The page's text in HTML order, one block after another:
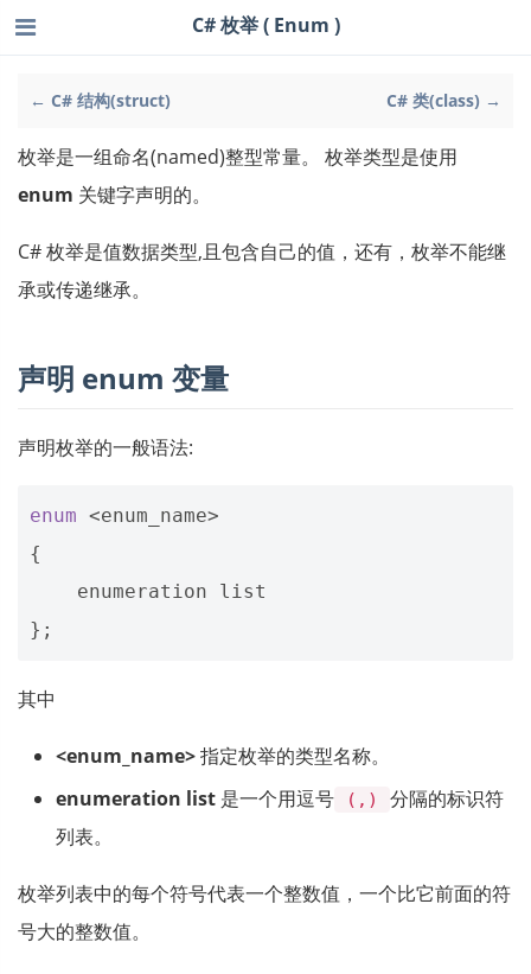
← C# 结构(struct) C# 类(class) →
C# 枚举 ( Enum )
枚举是一组命名(named)整型常量。 枚举类型是使用
enum 关键字声明的。
C# 枚举是值数据类型,且包含自己的值，还有，枚举不能继
承或传递继承。
声明 enum 变量
声明枚举的一般语法:
enum <enum_name>
{
enumeration
list
};
其中
<enum_name>指定枚举的类型名称。
enumeration list 是一个用逗号 (,)
分隔的标识符
列表。
枚举列表中的每个符号代表一个整数值，一个比它前面的符
号大的整数值。